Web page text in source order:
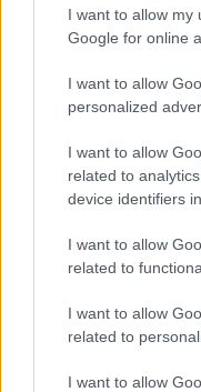
I want to allow my
Google for online
I want to allow
personalized
I want to allow
related to
device identifiers
I want to allow
related to
I want to allow
related to
I want to allow